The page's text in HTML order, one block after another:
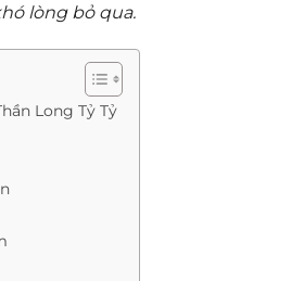
lòng bỏ qua.
Long Tỷ Tỷ